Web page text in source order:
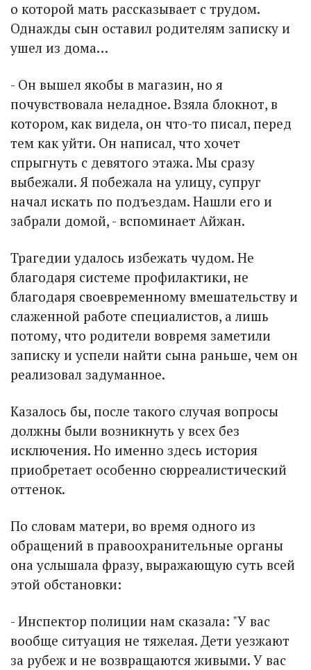
о которой мать рассказывает с трудом.
Однажды сын оставил родителям записку и
ушел из дома…
- Он вышел якобы в магазин, но я
почувствовала неладное. Взяла блокнот, в
котором, как видела, он что-то писал, перед
тем как уйти. Он написал, что хочет
спрыгнуть с девятого этажа. Мы сразу
выбежали. Я побежала на улицу, супруг
начал искать по подъездам. Нашли его и
забрали домой, - вспоминает Айжан.
Трагедии удалось избежать чудом. Не
благодаря системе профилактики, не
благодаря своевременному вмешательству и
слаженной работе специалистов, а лишь
потому, что родители вовремя заметили
записку и успели найти сына раньше, чем он
реализовал задуманное.
Казалось бы, после такого случая вопросы
должны были возникнуть у всех без
исключения. Но именно здесь история
приобретает особенно сюрреалистический
оттенок.
По словам матери, во время одного из
обращений в правоохранительные органы
она услышала фразу, выражающую суть всей
этой обстановки:
- Инспектор полиции нам сказала: "У вас
вообще ситуация не тяжелая. Дети уезжают
за рубеж и не возвращаются живыми. У вас